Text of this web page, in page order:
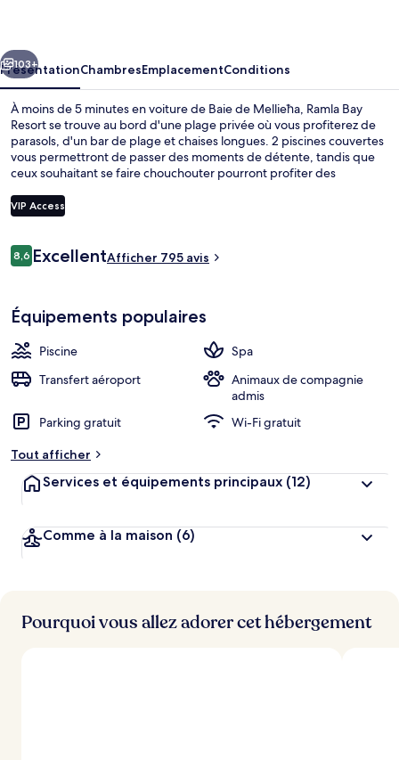
2 piscines couvertes, piscine
Suivant
103+
PrésentationChambresEmplacementConditions
À moins de 5 minutes en voiture de Baie de Mellieħa, Ramla Bay
Resort se trouve au bord d'une plage privée où vous profiterez de
parasols, d'un bar de plage et chaises longues. 2 piscines couvertes
vous permettront de passer des moments de détente, tandis que
ceux souhaitant se faire chouchouter pourront profiter des
ayurvédiques. L'établissement Terramar Restaurant, l'un des 4
restaurants, peut s'enorgueillir de vues sur la mer et sert le petit
abrite en outre 2 bars en bord de piscine, un club pour enfants
(gratuit) et une salle de fitness ouverte 24 h/24. Les autres
VIP Access
Avis
voyageurs
8,68,6 sur 10
ExcellentAfficher 795 avis
Équipements populaires
Piscine
Spa
Transfert aéroport
Animaux de compagnie
admis
Parking gratuit
Wi-Fi gratuit
Tout afficher
Services et équipements principaux (12)
Comme à la maison (6)
Pourquoi vous allez adorer cet hébergement